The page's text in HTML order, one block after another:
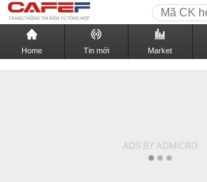
Home Tin mới Market